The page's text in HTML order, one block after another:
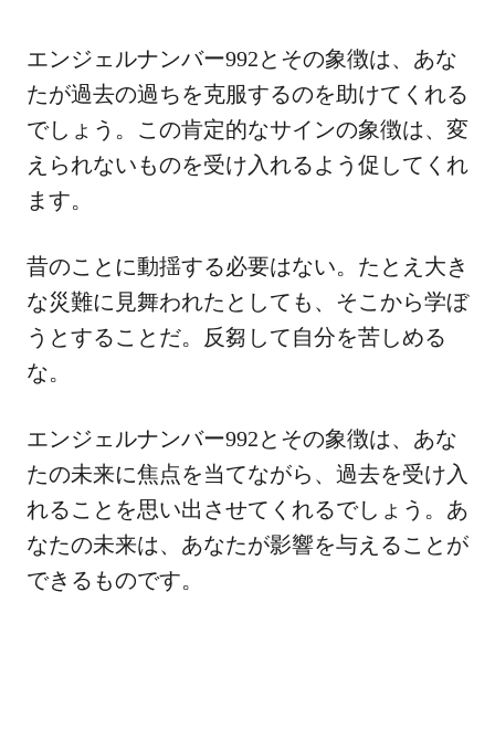
エンジェルナンバー992とその象徴は、あな
たが過去の過ちを克服するのを助けてくれる
でしょう。この肯定的なサインの象徴は、変
えられないものを受け入れるよう促してくれ
ます。
昔のことに動揺する必要はない。たとえ大き
な災難に見舞われたとしても、そこから学ぼ
うとすることだ。反芻して自分を苦しめる
な。
エンジェルナンバー992とその象徴は、あな
たの未来に焦点を当てながら、過去を受け入
れることを思い出させてくれるでしょう。あ
なたの未来は、あなたが影響を与えることが
できるものです。